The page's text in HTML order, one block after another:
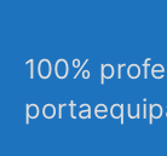
100%